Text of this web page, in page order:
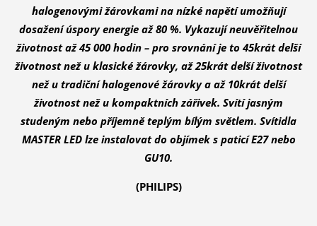
halogenovými žárovkami na nízké napětí umožňují
dosažení úspory energie až 80 %. Vykazují neuvěřitelnou
životnost až 45 000 hodin – pro srovnání je to 45krát delší
životnost než u klasické žárovky, až 25krát delší životnost
než u tradiční halogenové žárovky a až 10krát delší
životnost než u kompaktních zářivek. Svítí jasným
studeným nebo příjemně teplým bílým světlem. Svítidla
MASTER LED lze instalovat do objímek s paticí E27 nebo
GU10.
(PHILIPS)